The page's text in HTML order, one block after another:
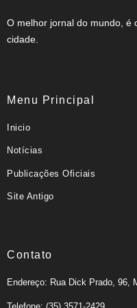
O melhor jornal do mundo, é
cidade.
Menu Principal
Inicio
Notícias
Publicações Oficiais
Site Antigo
Contato
Endereço: Rua Dick Prado, 96,